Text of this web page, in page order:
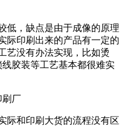
低，缺点是由于成像的原理
际印刷出来的产品有一定的
艺没有办法实现，比如烫
胶装等工艺基本都很难实
际和印刷大货的流程没有区